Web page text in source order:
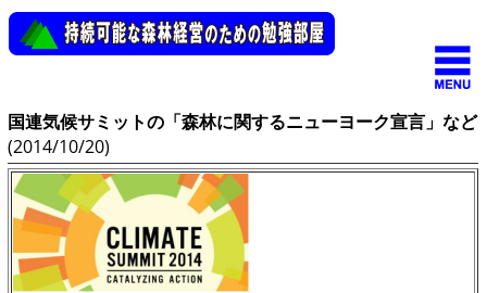
国連気候サミットの「森林に関するニューヨーク宣言」など
(2014/10/20)